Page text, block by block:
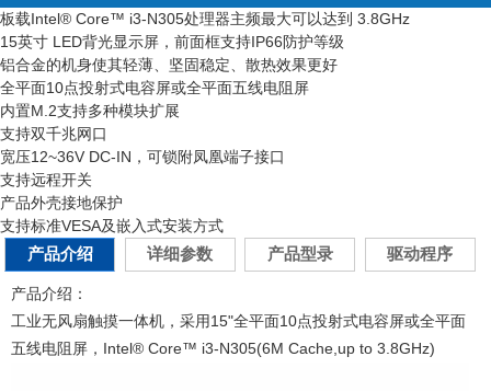
板载Intel® Core™ i3-N305处理器主频最大可以达到 3.8GHz
15英寸 LED背光显示屏，前面框支持IP66防护等级
铝合金的机身使其轻薄、坚固稳定、散热效果更好
全平面10点投射式电容屏或全平面五线电阻屏
内置M.2支持多种模块扩展
支持双千兆网口
宽压12~36V DC-IN，可锁附凤凰端子接口
支持远程开关
产品外壳接地保护
支持标准VESA及嵌入式安装方式
产品介绍
详细参数 产品型录 驱动程序
产品介绍：
工业无风扇触摸一体机，采用15"全平面10点投射式电容屏或全平面
五线电阻屏，Intel® Core™ i3-N305(6M Cache,up to 3.8GHz)